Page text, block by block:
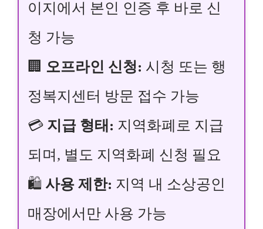
이지에서 본인 인증 후 바로 신
청 가능
🏢 오프라인 신청: 시청 또는 행
정복지센터 방문 접수 가능
💳 지급 형태: 지역화폐로 지급
되며, 별도 지역화폐 신청 필요
🛍️ 사용 제한: 지역 내 소상공인
매장에서만 사용 가능